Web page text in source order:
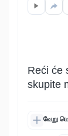
Reći će
skupite
வேறு